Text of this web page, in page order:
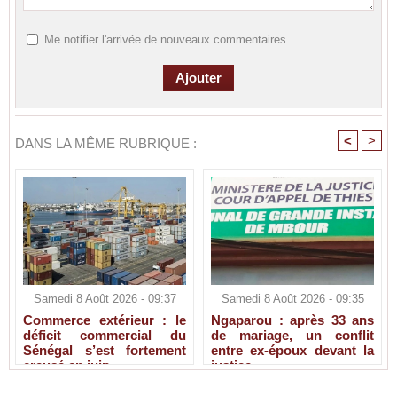
Me notifier l'arrivée de nouveaux commentaires
DANS LA MÊME RUBRIQUE : < >
Samedi 8 Août 2026 - 09:37
Commerce extérieur : le
déficit commercial du
Sénégal s’est fortement
creusé en juin
Samedi 8 Août 2026 - 09:35
Ngaparou : après 33 ans
de mariage, un conflit
entre ex-époux devant la
justice